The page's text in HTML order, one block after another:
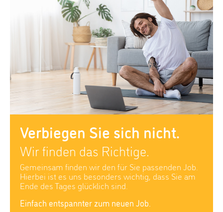
Verbiegen Sie sich nicht.
Wir finden das Richtige.
Gemeinsam finden wir den für Sie passenden Job.
Hierbei ist es uns besonders wichtig, dass Sie am
Ende des Tages glücklich sind.
Einfach entspannter zum neuen Job.